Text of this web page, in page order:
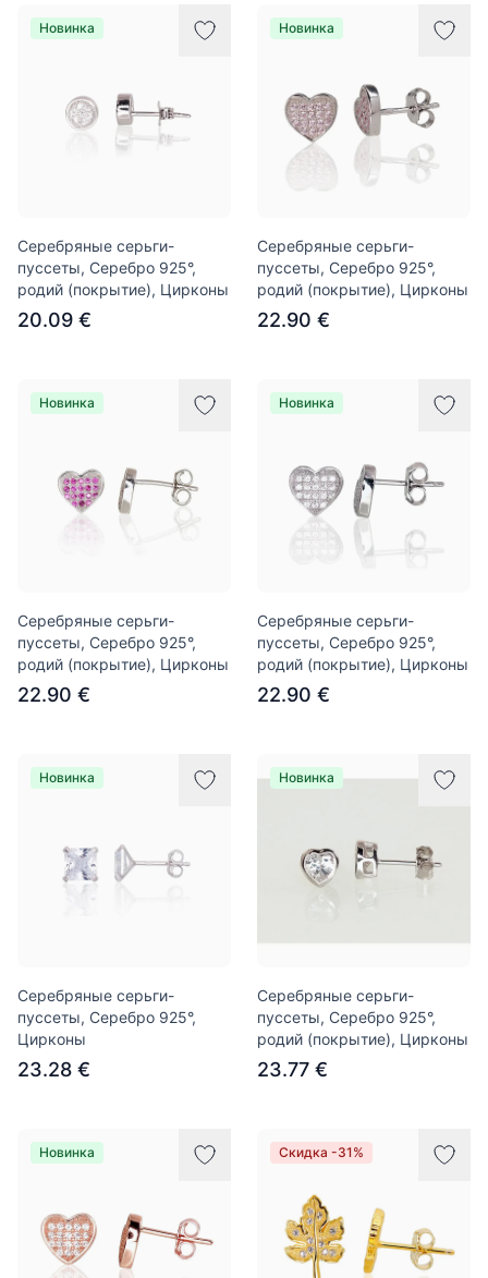
Новинка
Серебряные серьги-
пуссеты, Серебро 925°,
родий (покрытие), Цирконы
20.09 €
Новинка
Серебряные серьги-
пуссеты, Серебро 925°,
родий (покрытие), Цирконы
22.90 €
Новинка
Серебряные серьги-
пуссеты, Серебро 925°,
родий (покрытие), Цирконы
22.90 €
Новинка
Серебряные серьги-
пуссеты, Серебро 925°,
родий (покрытие), Цирконы
22.90 €
Новинка
Серебряные серьги-
пуссеты, Серебро 925°,
Цирконы
23.28 €
Новинка
Серебряные серьги-
пуссеты, Серебро 925°,
родий (покрытие), Цирконы
23.77 €
Новинка Скидка -31%